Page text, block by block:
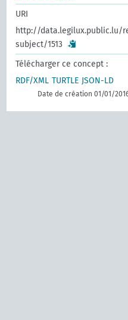
URI
http://data.legilux.public.lu/
subject/1513
Télécharger ce concept :
RDF/XML TURTLE JSON-LD
Date de création 01/01/